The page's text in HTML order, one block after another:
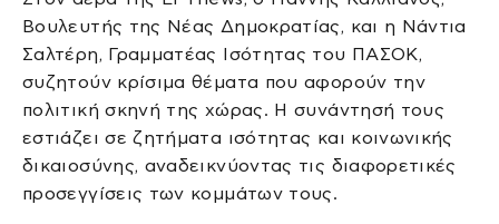
Βουλευτής της Νέας Δημοκρατίας, και η Νάντια
Σαλτέρη, Γραμματέας Ισότητας του ΠΑΣΟΚ,
συζητούν κρίσιμα θέματα που αφορούν την
πολιτική σκηνή της χώρας. Η συνάντησή τους
εστιάζει σε ζητήματα ισότητας και κοινωνικής
δικαιοσύνης, αναδεικνύοντας τις διαφορετικές
προσεγγίσεις των κομμάτων τους.